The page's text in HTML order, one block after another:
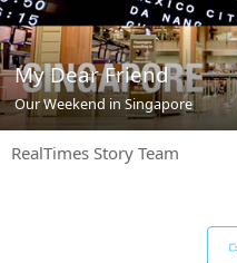
My Dear Friend
Our Weekend in Singapore
RealTimes Story Team